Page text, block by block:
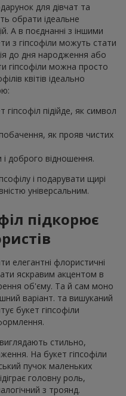
для дівчат та
обрати ідеальне
А в поєднанні з іншими
з гіпсофіли можуть стати
до дня народження або
гіпсофіли можна просто
квітів ідеально
гіпсофіл підійде, як символ
як прояв чистих
доброго відношення.
і подарувати щирі
універсальним.
підкорює
елегантні флористичні
яскравим акцентом в
об'єму. Та й сам моно
варіант. та вишуканий
букет гіпсофіли
стильно,
На букет гіпсофіли
пучок маленьких
головну роль,
з троянд.